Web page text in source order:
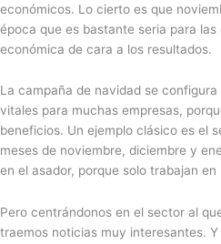
económicos. Lo cierto es que
época que es bastante seria para
económica de cara a los resultados.
La campaña de navidad se
vitales para muchas empresas,
beneficios. Un ejemplo clásico es el
meses de noviembre, diciembre y
en el asador, porque solo trabajan
Pero centrándonos en el sector al
traemos noticias muy interesantes.